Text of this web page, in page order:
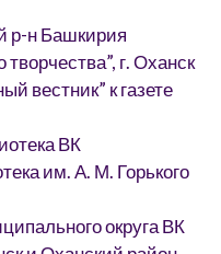
р-н Башкирия
г. Оханск
вестник” к газете
ВК
им. А. М. Горького
округа ВК